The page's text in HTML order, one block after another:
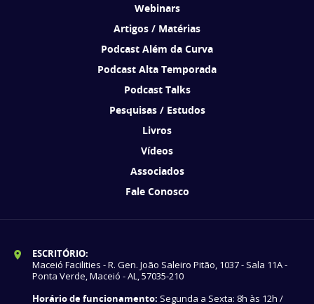
Webinars
Artigos / Matérias
Podcast Além da Curva
Podcast Alta Temporada
Podcast Talks
Pesquisas / Estudos
Livros
Vídeos
Associados
Fale Conosco
ESCRITÓRIO:
Maceió Facilities - R. Gen. João Saleiro Pitão, 1037 - Sala 11A -
Ponta Verde, Maceió - AL, 57035-210
Horário de funcionamento: Segunda a Sexta: 8h às 12h /